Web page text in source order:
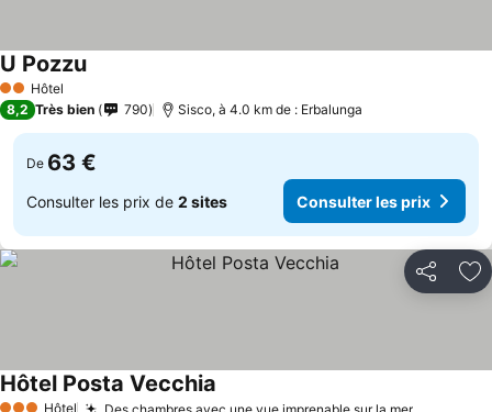
2 Étoiles
Hôtel
U PozzuConsulter les prix
8,2 Très bien 790 Sisco, à 4.0 km de : Erbalunga
De 63 €
Consulter les prix de 2 sites Consulter les prix
Partager
Hôtel Des chambres avec une vue imprenable sur la mer
Hôtel Posta Vecchia